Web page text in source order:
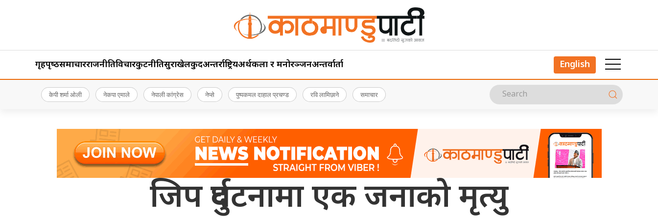
गृहपृष्‍ठसमाचारराजनीतिविचारकुटनीतिसुरक्षाखेलकुदअन्तर्राष्ट्रियअर्थकला र मनोरञ्जनअन्तर्वार्ता English
केपी शर्मा ओली नेकपा एमाले नेपाली कांग्रेस नेप्से पुष्पकमल दाहाल प्रचण्ड रवि लामिछाने समाचार
जिप दुर्घटनामा एक जनाको मृत्यु